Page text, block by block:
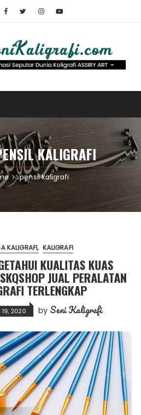
KALIGRAFI
pensil kaligrafi
KALIGRAFI KALIGRAFI
KUALITAS KUAS
JUAL PERALATAN
TERLENGKAP
2020 by Seni Kaligrafi